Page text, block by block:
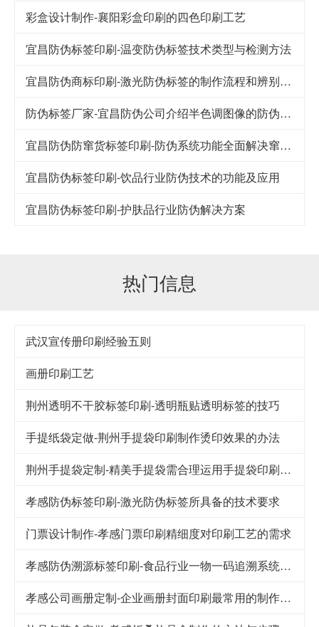
彩盒设计制作-襄阳彩盒印刷的四色印刷工艺
宜昌防伪标签印刷-温变防伪标签技术类型与检测方法
宜昌防伪商标印刷-激光防伪标签的制作流程和辨别方法
防伪标签厂家-宜昌防伪公司介绍半色调图像的防伪技术
宜昌防伪防窜货标签印刷-防伪系统功能全面解决窜货难题
宜昌防伪标签印刷-饮品行业防伪技术的功能及应用
宜昌防伪标签印刷-护肤品行业防伪解决方案
热门信息
武汉宣传册印刷经验五则
画册印刷工艺
荆州透明不干胶标签印刷-透明瓶贴透明标签的技巧
手提纸袋定做-荆州手提袋印刷制作烫印效果的办法
荆州手提袋定制-精美手提袋需合理运用手提袋印刷技巧
孝感防伪标签印刷-激光防伪标签所具备的技术要求
门票设计制作-孝感门票印刷精细度对印刷工艺的需求
孝感防伪溯源标签印刷-食品行业一物一码追溯系统解决方案
孝感公司画册定制-企业画册封面印刷最常用的制作工艺